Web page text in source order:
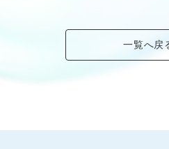
一覧へ戻